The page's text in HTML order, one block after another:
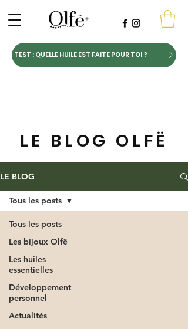
TEST : QUELLE HUILE EST FAITE POUR TOI ?
LE BLOG OLFË
LE BLOG
Tous les posts
Les bijoux Olfë
Les huiles
essentielles
Développement
personnel
Actualités
Tous les posts